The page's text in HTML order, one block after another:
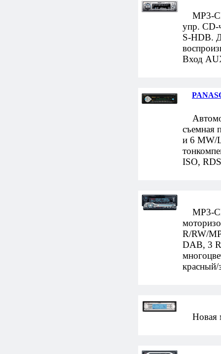
MP3-
упр. CD-
S-HDB.
Вход
съемная
и 6 MW/
ISO,
MP3-
R/RW/
DAB, 3
красный/
Новая